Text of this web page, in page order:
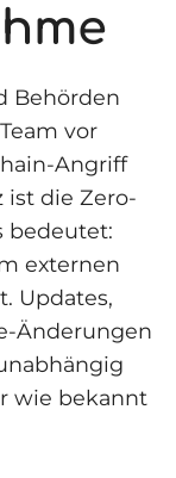
Behörden
vor
Angriff
ist die Zero-
bedeutet:
externen
Updates,
Änderungen
wie bekannt